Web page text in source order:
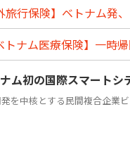
行保険】ベトナム発
ナム医療保険】一時
ム初の国際スマートシ
を中核とする民間複合企業